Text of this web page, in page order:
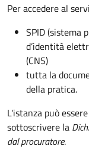
Per accedere al
SPID (sistema
d’identità
(CNS)
tutta la
della pratica.
L'istanza può
sottoscrivere la
dal procuratore.